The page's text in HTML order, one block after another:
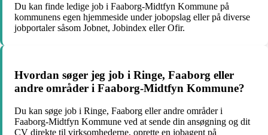
Du kan finde ledige job i Faaborg-Midtfyn Kommune på
kommunens egen hjemmeside under jobopslag eller på diverse
jobportaler såsom Jobnet, Jobindex eller Ofir.
Hvordan søger jeg job i Ringe, Faaborg eller
andre områder i Faaborg-Midtfyn Kommune?
Du kan søge job i Ringe, Faaborg eller andre områder i
Faaborg-Midtfyn Kommune ved at sende din ansøgning og dit
CV direkte til virksomhederne, oprette en jobagent på